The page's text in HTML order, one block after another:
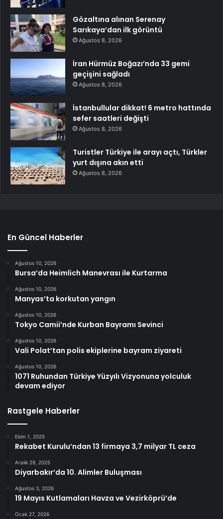
Gözaltına alınan Serenay
Sarıkaya’dan ilk görüntü
Ağustos 8, 2026
İran Hürmüz Boğazı’nda 33 gemi
geçişini sağladı
Ağustos 8, 2026
İstanbullular dikkat! 6 metro hattında
sefer saatleri değişti
Ağustos 8, 2026
Turistler Türkiye ile arayı açtı, Türkler
yurt dışına akın etti
Ağustos 8, 2026
En Güncel Haberler
Ağustos 10, 2026
Bursa’da Heimlich Manevrası ile Kurtarma
Ağustos 10, 2026
Manyas’ta korkutan yangın
Ağustos 10, 2026
Tokyo Camii’nde Kurban Bayramı Sevinci
Ağustos 10, 2026
Vali Polat’tan polis ekiplerine bayram ziyareti
Ağustos 10, 2026
1071 Ruhundan Türkiye Yüzyılı Vizyonuna yolculuk
devam ediyor
Rastgele Haberler
Ekim 1, 2025
Rekabet Kurulu’ndan 13 firmaya 3,7 milyar TL ceza
Aralık 29, 2025
Diyarbakır’da 10. Alimler Buluşması
Ağustos 3, 2026
19 Mayıs Kutlamaları Havza ve Vezirköprü’de
Ocak 27, 2026